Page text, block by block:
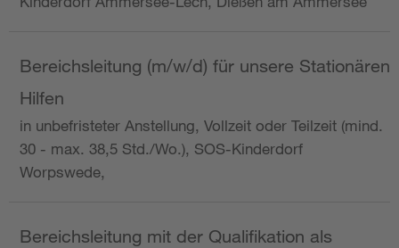
Bereichsleitung (m/w/d) für unsere Stationären
Hilfen
in unbefristeter Anstellung, Vollzeit oder Teilzeit (mind.
30 - max. 38,5 Std./Wo.), SOS-Kinderdorf
Worpswede,
Bereichsleitung mit der Qualifikation als